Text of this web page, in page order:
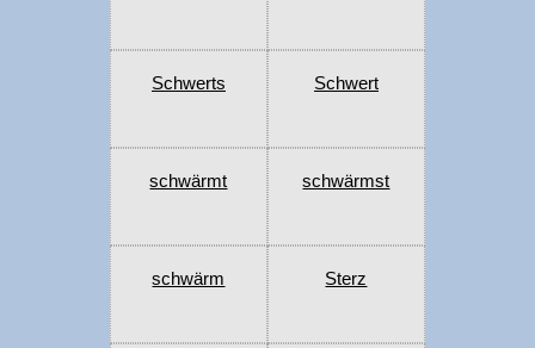
Schwerts Schwert
schwärmt schwärmst
schwärm Sterz